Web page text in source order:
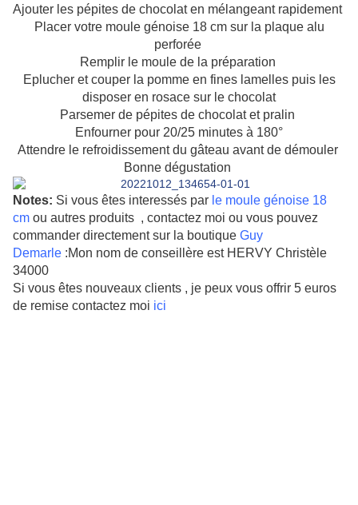
Ajouter les pépites de chocolat en mélangeant rapidement
Placer votre moule génoise 18 cm sur la plaque alu
perforée
Remplir le moule de la préparation
Eplucher et couper la pomme en fines lamelles puis les
disposer en rosace sur le chocolat
Parsemer de pépites de chocolat et pralin
Enfourner pour 20/25 minutes à 180°
Attendre le refroidissement du gâteau avant de démouler
Bonne dégustation
Notes: Si vous êtes interessés par le moule génoise 18
cm ou autres produits , contactez moi ou vous pouvez
commander directement sur la boutique Guy
Demarle :Mon nom de conseillère est HERVY Christèle
34000
Si vous êtes nouveaux clients , je peux vous offrir 5 euros
de remise contactez moi ici